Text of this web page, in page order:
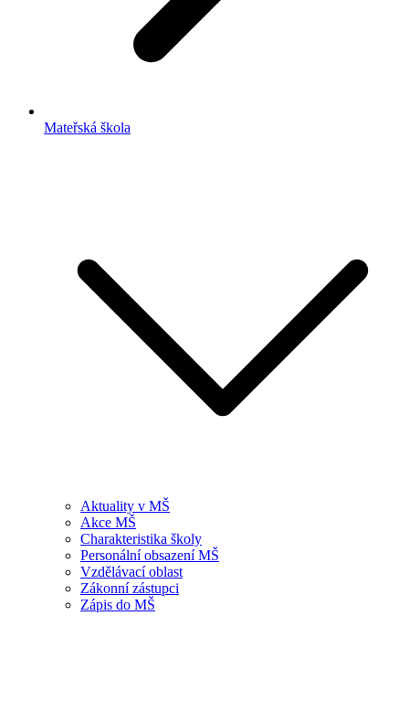
Mateřská škola
Aktuality v MŠ
Akce MŠ
Charakteristika školy
Personální obsazení MŠ
Vzdělávací oblast
Zákonní zástupci
Zápis do MŠ